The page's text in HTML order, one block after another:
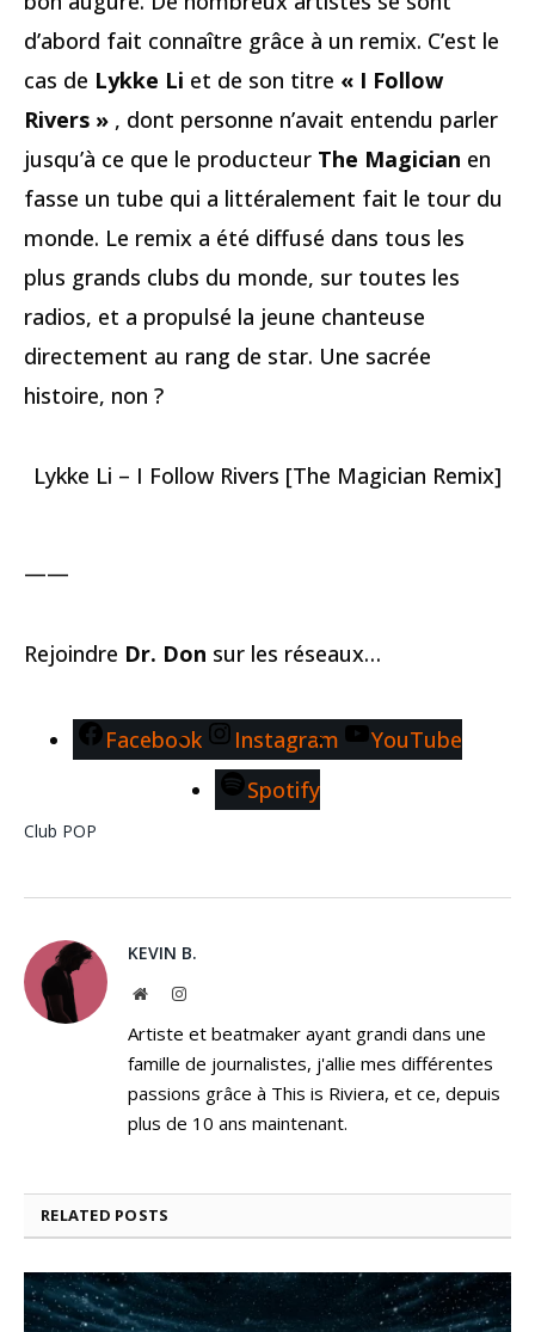
d’abord fait connaître grâce à un remix. C’est le
cas de Lykke Li et de son titre « I Follow
Rivers » , dont personne n’avait entendu parler
jusqu’à ce que le producteur The Magician en
fasse un tube qui a littéralement fait le tour du
monde. Le remix a été diffusé dans tous les
plus grands clubs du monde, sur toutes les
radios, et a propulsé la jeune chanteuse
directement au rang de star. Une sacrée
histoire, non ?
Lykke Li – I Follow Rivers [The Magician Remix]
——
Rejoindre Dr. Don sur les réseaux…
Facebook Instagram
YouTube
Spotify
Club POP
KEVIN B.
WebsiteInstagram
Artiste et beatmaker ayant grandi dans une
famille de journalistes, j'allie mes différentes
passions grâce à This is Riviera, et ce, depuis
plus de 10 ans maintenant.
RELATED POSTS